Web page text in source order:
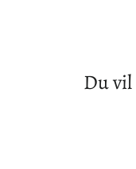
Du vil